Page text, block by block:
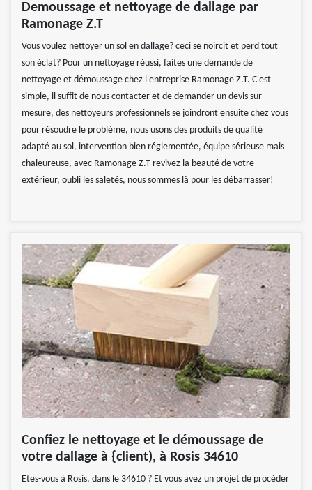
Demoussage et nettoyage de dallage par
Ramonage Z.T
Vous voulez nettoyer un sol en dallage? ceci se noircit et perd tout
son éclat? Pour un nettoyage réussi, faites une demande de
nettoyage et démoussage chez l'entreprise Ramonage Z.T. C'est
simple, il suffit de nous contacter et de demander un devis sur-
mesure, des nettoyeurs professionnels se joindront ensuite chez vous
pour résoudre le problème, nous usons des produits de qualité
adapté au sol, intervention bien réglementée, équipe sérieuse mais
chaleureuse, avec Ramonage Z.T revivez la beauté de votre
extérieur, oubli les saletés, nous sommes là pour les débarrasser!
Confiez le nettoyage et le démoussage de
votre dallage à {client), à Rosis 34610
Etes-vous à Rosis, dans le 34610 ? Et vous avez un projet de procéder